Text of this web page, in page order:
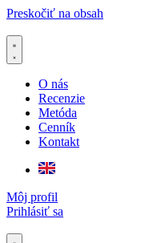
Preskočiť na obsah
O nás
Recenzie
Metóda
Cenník
Kontakt
Môj profil
Prihlásiť sa